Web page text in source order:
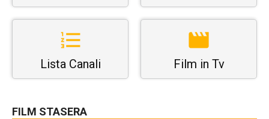
Lista Canali Film in Tv
FILM STASERA